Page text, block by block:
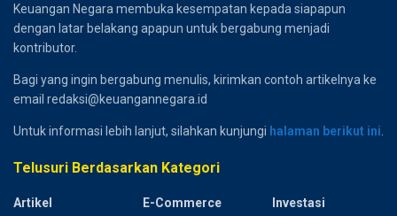
Keuangan Negara membuka kesempatan kepada siapapun
dengan latar belakang apapun untuk bergabung menjadi
kontributor.
Bagi yang ingin bergabung menulis, kirimkan contoh artikelnya ke
email redaksi@keuangannegara.id
Untuk informasi lebih lanjut, silahkan kunjungi halaman berikut ini
Telusuri Berdasarkan Kategori
Artikel
E-Commerce
Investasi